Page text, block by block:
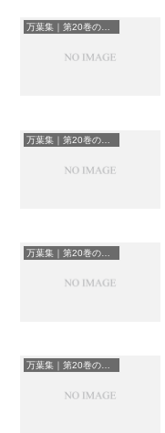
万葉集｜第20巻の和歌一覧
万葉集｜第20巻の和歌一覧
万葉集｜第20巻の和歌一覧
万葉集｜第20巻の和歌一覧